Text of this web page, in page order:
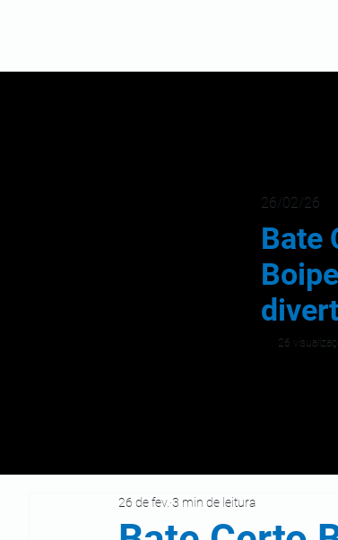
26
Bate
26/02/26
26 de fev. 3 min de leitura